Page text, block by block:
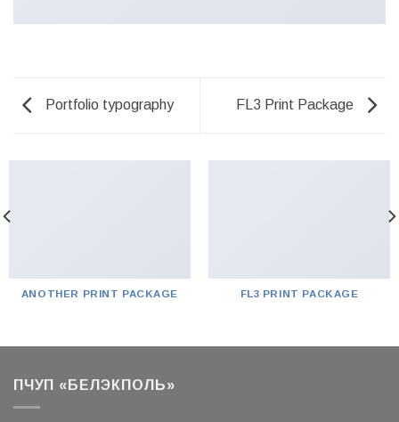
Portfolio typography FL3 Print Package
ANOTHER PRINT PACKAGE FL3 PRINT PACKAGE
ПЧУП «БЕЛЭКПОЛЬ»